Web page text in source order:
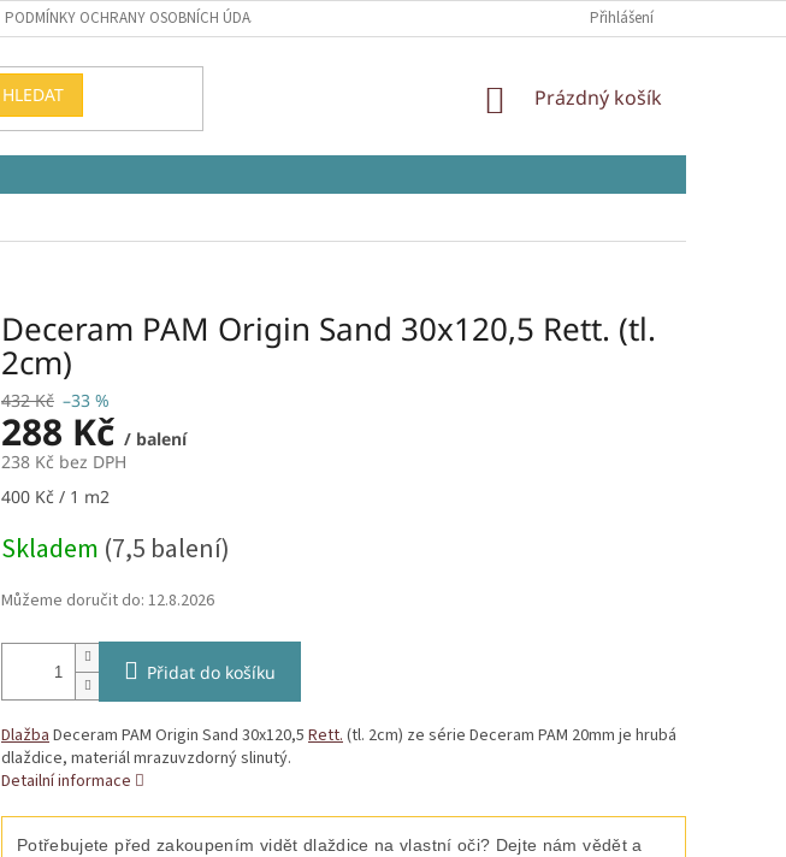
PODMÍNKY OCHRANY OSOBNÍCH ÚDAJŮ Přihlášení
HLEDAT
NÁKUPNÍ
Prázdný košík
Deceram PAM Origin Sand 30x120,5 Rett. (tl.
2cm)
432 Kč –33 %
288 Kč / balení
238 Kč bez DPH
Měrná
400 Kč / 1 m2
Skladem (7,5 balení)
Můžeme doručit do: 12.8.2026
Přidat do košíku
DlažbaDeceram PAM Origin Sand 30x120,5 Rett.(tl. 2cm) ze série Deceram PAM 20mm je hrubá
dlaždice, materiál mrazuvzdorný slinutý.
Detailní informace
Potřebujete před zakoupením vidět dlaždice na vlastní oči? Dejte nám vědět a